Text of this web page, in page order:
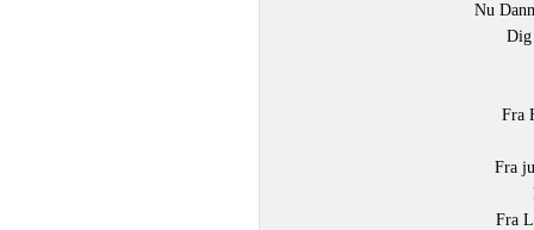
Nu
Dig
Fra
Fra
Fra